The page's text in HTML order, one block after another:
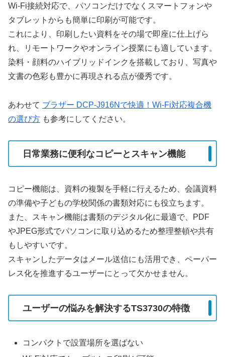
Wi-Fi接続対応で、パソコンだけでなくスマートフォンや
タブレットからも簡単に印刷が可能です。
これにより、印刷したい資料をその場で即座に仕上げら
れ、リモートワークやオンライン授業にも適しています。
染料・顔料のハイブリッドインクを搭載しており、写真や
文書の色彩も豊かに再現される点が優秀です。
あわせて ブラザー DCP-J916Nで快適！Wi-Fi対応複合機
の選び方 も参考にしてください。
日常業務に便利なコピーとスキャン機能
コピー機能は、資料の複製を手軽に行えるため、会議資料
の準備や子どもの学校関係の書類対応にも役立ちます。
また、スキャン機能は書類のデジタル化に最適で、PDF
やJPEG形式でパソコンに取り込めるため整理整頓や共有
もしやすいです。
スキャンしたデータはメール送信にも活用でき、ペーパー
レス化を推進するユーザーにとって欠かせません。
ユーザーの悩みを解決するTS3730の特徴
コンパクトで設置場所を選ばない